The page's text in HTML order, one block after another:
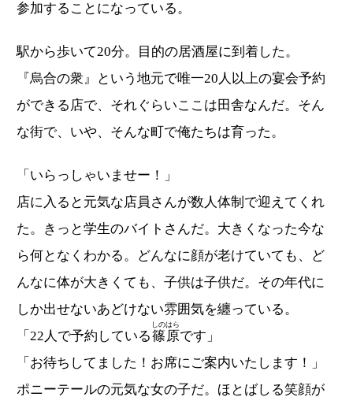
参加することになっている。
駅から歩いて20分。目的の居酒屋に到着した。
『烏合の衆』という地元で唯一20人以上の宴会予約
ができる店で、それぐらいここは田舎なんだ。そん
な街で、いや、そんな町で俺たちは育った。
「いらっしゃいませー！」
店に入ると元気な店員さんが数人体制で迎えてくれ
た。きっと学生のバイトさんだ。大きくなった今な
ら何となくわかる。どんなに顔が老けていても、ど
んなに体が大きくても、子供は子供だ。その年代に
しか出せないあどけない雰囲気を纏っている。
「22人で予約している篠原
しのはら
です」
「お待ちしてました！お席にご案内いたします！」
ポニーテールの元気な女の子だ。ほとばしる笑顔が